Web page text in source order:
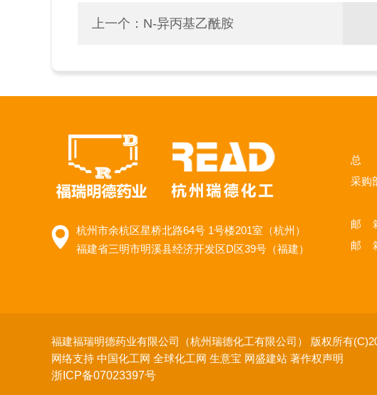
上一个： N-异丙基乙酰胺
杭州市余杭区星桥北路64号 1号楼201室（杭州）
福建省三明市明溪县经济开发区D区39号（福建）
总
采购
邮
邮
福建福瑞明德药业有限公司（杭州瑞德化工有限公司） 版权所有
网络支持 中国化工网 全球化工网 生意宝 网盛建站 著作权声明
浙ICP备07023397号